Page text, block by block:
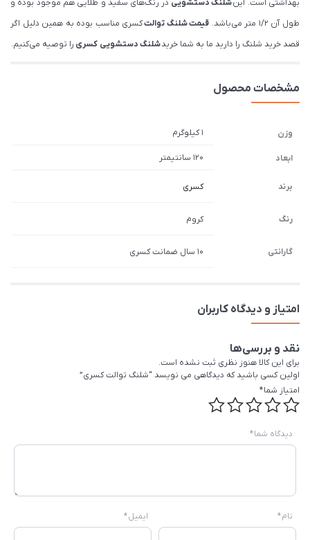
بهداشتی است. اینشلنگ دستشویی در رنگ‌های سفید و طلایی هم موجود بوده و
طول آن 1/2 متر می‌باشد.
قیمت شلنگ توالتکسری مناسب بوده به همین دلیل اگر
قصد خرید شلنگ را دارید ما به شما خریدشلنگ دستشویی کسری را توصیه می‌کنیم.
مشخصات محصول
وزن 1 کیلوگرم
ابعاد 120 سانتیمتر
برند کسری
رنگ کروم
گارانتی 10 سال ضمانت کسری
امتیاز و دیدگاه کاربران
نقد و بررسی‌ها
برای این کالا هنوز نظری ثبت نشده است.
اولین کسی باشید که دیدگاهی می نویسد “شلنگ توالت کسری”
امتیاز شما*
دیدگاه شما*
نام* ایمیل*